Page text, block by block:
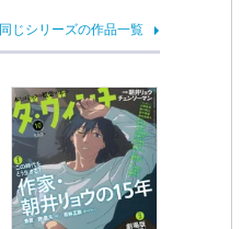
同じシリーズの作品一覧